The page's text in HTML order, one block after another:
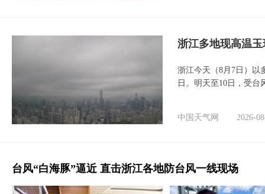
浙江多地现高温
浙江今天（8月7日）以
日。明天至10日，受台
中国天气网 2026-
台风“白海豚”逼近 直击浙江各地防台风一线现场